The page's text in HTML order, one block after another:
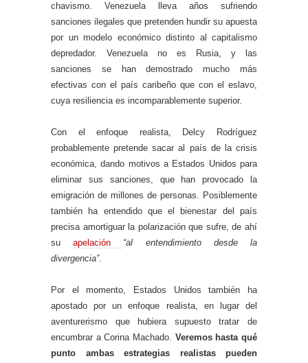
chavismo. Venezuela lleva años sufriendo
sanciones ilegales que pretenden hundir su apuesta
por un modelo económico distinto al capitalismo
depredador. Venezuela no es Rusia, y las
sanciones se han demostrado mucho más
efectivas con el país caribeño que con el eslavo,
cuya resiliencia es incomparablemente superior.
Con el enfoque realista, Delcy Rodríguez
probablemente pretende sacar al país de la crisis
económica, dando motivos a Estados Unidos para
eliminar sus sanciones, que han provocado la
emigración de millones de personas. Posiblemente
también ha entendido que el bienestar del país
precisa amortiguar la polarización que sufre, de ahí
suapelación “al entendimiento desde la
divergencia”.
Por el momento, Estados Unidos también ha
apostado por un enfoque realista, en lugar del
aventurerismo que hubiera supuesto tratar de
encumbrar a Corina Machado. Veremos hasta qué
punto ambas estrategias realistas pueden